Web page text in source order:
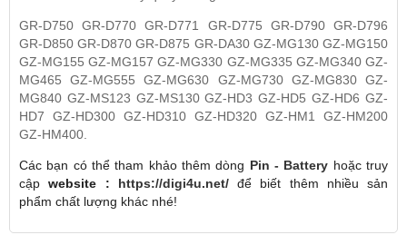
GR-D750 GR-D770 GR-D771 GR-D775 GR-D790 GR-D796
GR-D850 GR-D870 GR-D875 GR-DA30 GZ-MG130 GZ-MG150
GZ-MG155 GZ-MG157 GZ-MG330 GZ-MG335 GZ-MG340 GZ-
MG465 GZ-MG555 GZ-MG630 GZ-MG730 GZ-MG830 GZ-
MG840 GZ-MS123 GZ-MS130 GZ-HD3 GZ-HD5 GZ-HD6 GZ-
HD7 GZ-HD300 GZ-HD310 GZ-HD320 GZ-HM1 GZ-HM200
GZ-HM400.
Các bạn có thể tham khảo thêm dòng Pin - Battery hoặc truy
cậpwebsite : https://digi4u.net/để biết thêm nhiều sản
phẩm chất lượng khác nhé!